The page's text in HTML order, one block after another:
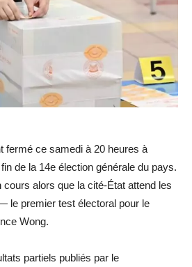
fermé ce samedi à 20 heures à
de la 14e élection générale du pays.
cours alors que la cité-État attend les
le premier test électoral pour le
Wong.
partiels publiés par le